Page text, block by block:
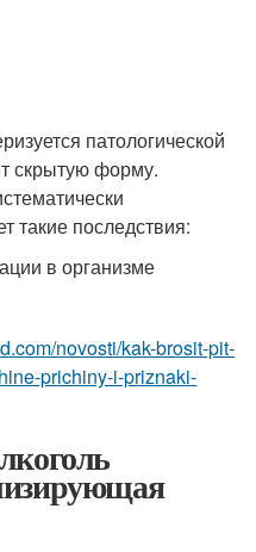
патологической
скрытую форму.
такие последствия:
в организме
novosti/kak-brosit-pit-
prichiny-i-priznaki-